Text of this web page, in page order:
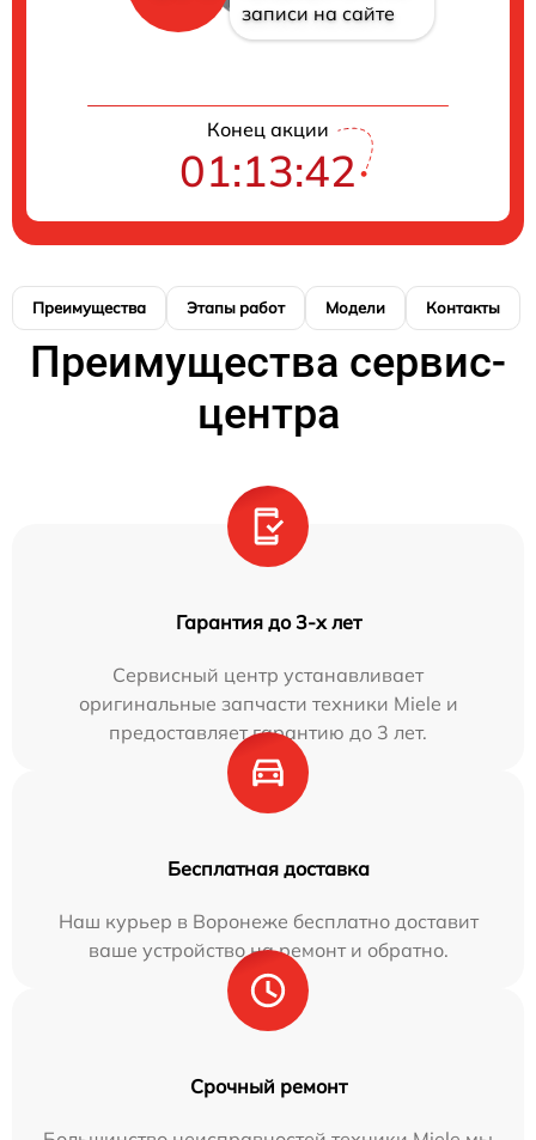
записи на сайте
Конец акции
01:13:41
Преимущества Этапы работ Модели Контакты
Преимущества сервис-
центра
Гарантия до 3-х лет
Сервисный центр устанавливает
оригинальные запчасти техники Miele и
предоставляет гарантию до 3 лет.
Бесплатная доставка
Наш курьер в Воронеже бесплатно доставит
ваше устройство на ремонт и обратно.
Срочный ремонт